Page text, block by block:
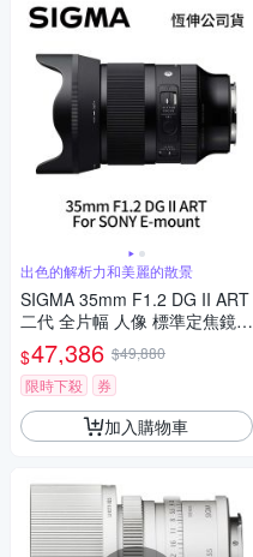
出色的解析力和美麗的散景
SIGMA 35mm F1.2 DG II ART
二代 全片幅 人像 標準定焦鏡頭
For SONY E-mount (公司貨)
$47,386 $49,880
限時下殺
券
加入購物車